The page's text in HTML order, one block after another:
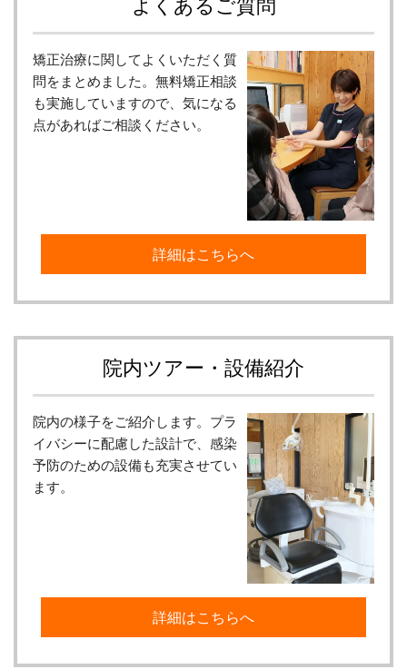
矯正治療に関してよくいただく質
問をまとめました。無料矯正相談
も実施していますので、気になる
点があればご相談ください。
詳細はこちらへ
院内ツアー・設備紹介
院内の様子をご紹介します。プラ
イバシーに配慮した設計で、感染
予防のための設備も充実させてい
ます。
詳細はこちらへ